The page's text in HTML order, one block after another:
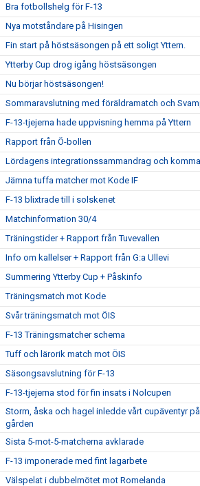
Bra fotbollshelg för F-13
Nya motståndare på Hisingen
Fin start på höstsäsongen på ett soligt Yttern.
Ytterby Cup drog igång höstsäsongen
Nu börjar höstsäsongen!
Sommaravslutning med föräldramatch och
F-13-tjejerna hade uppvisning hemma på Yttern
Rapport från Ö-bollen
Lördagens integrationssammandrag och
Jämna tuffa matcher mot Kode IF
F-13 blixtrade till i solskenet
Matchinformation 30/4
Träningstider + Rapport från Tuvevallen
Info om kallelser + Rapport från G:a Ullevi
Summering Ytterby Cup + Påskinfo
Träningsmatch mot Kode
Svår träningsmatch mot ÖIS
F-13 Träningsmatcher schema
Tuff och lärorik match mot ÖIS
Säsongsavslutning för F-13
F-13-tjejerna stod för fin insats i Nolcupen
Storm, åska och hagel inledde vårt cupäventyr på
gården
Sista 5-mot-5-matcherna avklarade
F-13 imponerade med fint lagarbete
Välspelat i dubbelmötet mot Romelanda